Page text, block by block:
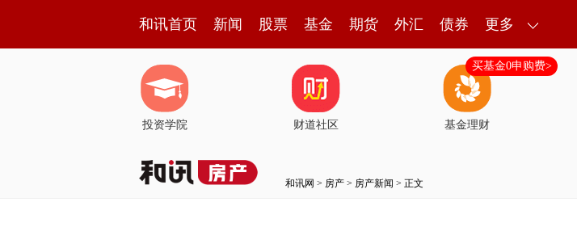
和讯首页 新闻 股票 基金 期货 外汇 债券 更多
投资学院 财道社区 基金理财
买基金0申购费>
和讯网 > 房产 > 房产新闻 > 正文